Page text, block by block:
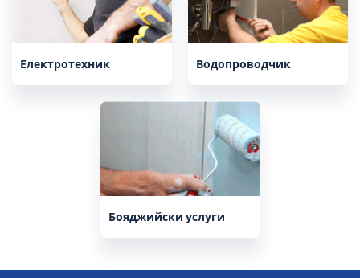
Електротехник Водопроводчик
Бояджийски услуги